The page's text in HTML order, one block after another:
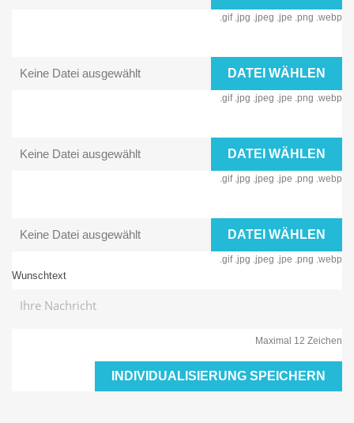
.gif .jpg .jpeg .jpe .png .webp
Keine Datei ausgewählt DATEI WÄHLEN
.gif .jpg .jpeg .jpe .png .webp
Keine Datei ausgewählt DATEI WÄHLEN
.gif .jpg .jpeg .jpe .png .webp
Keine Datei ausgewählt DATEI WÄHLEN
.gif .jpg .jpeg .jpe .png .webp
Wunschtext
Maximal 12 Zeichen
INDIVIDUALISIERUNG SPEICHERN